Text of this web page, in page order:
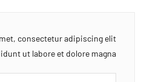
consectetur adipiscing elit
ut labore et dolore magna